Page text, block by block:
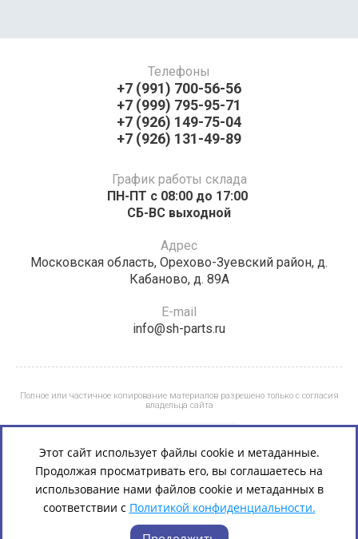
Телефоны
+7 (991) 700-56-56
+7 (999) 795-95-71
+7 (926) 149-75-04
+7 (926) 131-49-89
График работы склада
ПН-ПТ с 08:00 до 17:00 ​​​​​​
СБ-ВС выходной
Адрес
Московская область, Орехово-Зуевский район, д.
Кабаново, д. 89А
E-mail
info@sh-parts.ru
Полное или частичное копирование материалов разрешено только с согласия
владельца сайта
Этот сайт использует файлы cookie и метаданные.
Продолжая просматривать его, вы соглашаетесь на
использование нами файлов cookie и метаданных в
соответствии с Политикой конфиденциальности.